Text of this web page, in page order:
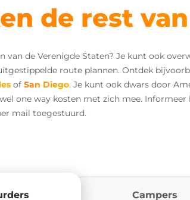
de rest
van de Verenigde Staten? Je kunt ook
route plannen. Ontdek
of San Diego. Je kunt ook dwars door
one way kosten met zich mee.
mail toegestuurd.
Campers